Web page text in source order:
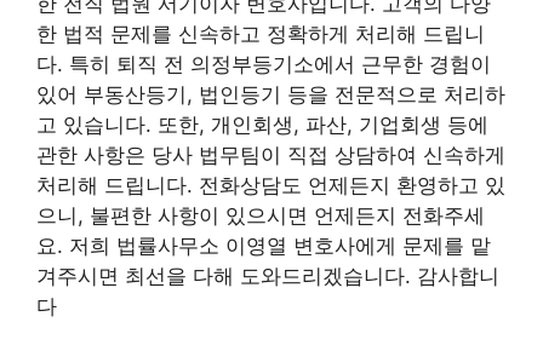
한 법적 문제를 신속하고 정확하게 처리해 드립니
다. 특히 퇴직 전 의정부등기소에서 근무한 경험이
있어 부동산등기, 법인등기 등을 전문적으로 처리하
고 있습니다. 또한, 개인회생, 파산, 기업회생 등에
관한 사항은 당사 법무팀이 직접 상담하여 신속하게
처리해 드립니다. 전화상담도 언제든지 환영하고 있
으니, 불편한 사항이 있으시면 언제든지 전화주세
요. 저희 법률사무소 이영열 변호사에게 문제를 맡
겨주시면 최선을 다해 도와드리겠습니다. 감사합니
다